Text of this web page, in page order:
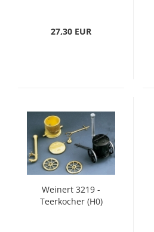
27,30 EUR
Weinert 3219 -
Teerkocher (H0)